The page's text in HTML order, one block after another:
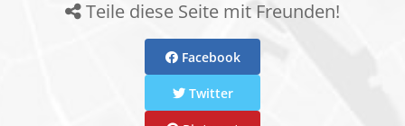
Wohnkomfort-3-Scheiben-Verglasung
Heizung-, Sanitär- und Elektroausstattung
Town & Country Hausbau-Schutzbrief
Baustil: Klassisch sowie Modern möglich
Teile diese Seite mit Freunden!
Facebook
Twitter